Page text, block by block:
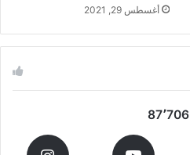
أغسطس 29, 2021
87٬706